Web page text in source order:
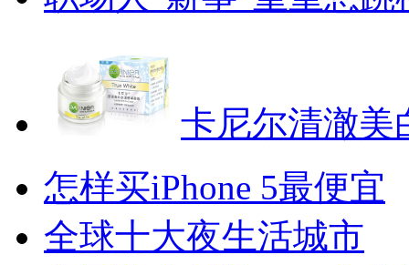
卡尼尔清澈美
怎样买iPhone 5最便宜
全球十大夜生活城市